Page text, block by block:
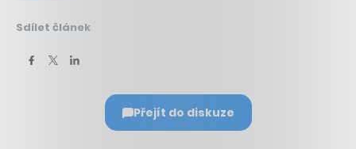
Sdílet článek
Přejít do diskuze